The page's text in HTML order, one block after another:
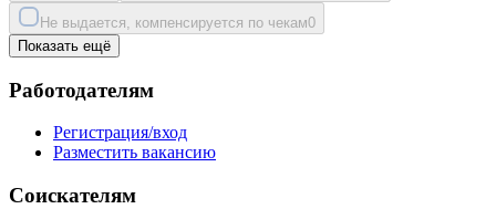
Не выдается, компенсируется по чекам0
Показать ещё
Работодателям
Регистрация/вход
Разместить вакансию
Соискателям